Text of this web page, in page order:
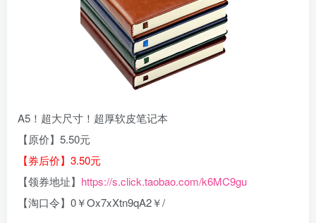
A5！超大尺寸！超厚软皮笔记本
【原价】5.50元
【券后价】3.50元
【领券地址】 https://s.click.taobao.com/k6MC9gu
【淘口令】0￥Ox7xXtn9qA2￥/